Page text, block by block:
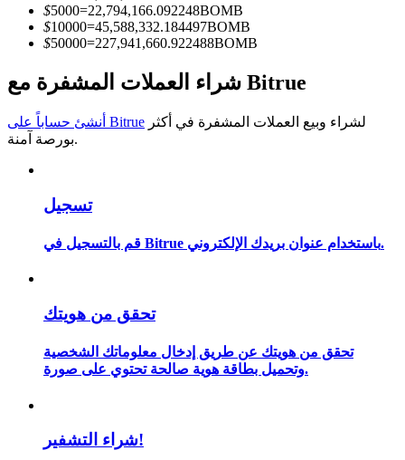
معلومة
تحليل البيانات الضخمة بما في ذلك المعلومات التجارية، وما
إلى ذلك.
مرشد
دليل المبتدئين للعقود الآجلة
$5000=22,794,166.092248BOMB
$10000=45,588,332.184497BOMB
$50000=227,941,660.922488BOMB
شراء العملات المشفرة مع Bitrue
أنشئ حساباً على Bitrue
بورصة آمنة.
تسجيل
قم بالتسجيل في Bitrue باستخدام عنوان بريدك الإلكتروني.
تحقق من هويتك
تحقق من هويتك عن طريق إدخال معلوماتك الشخصية
وتحميل بطاقة هوية صالحة تحتوي على صورة.
شراء التشفير!